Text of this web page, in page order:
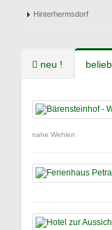
Hinterhermsdorf
neu !
nahe Wehlen